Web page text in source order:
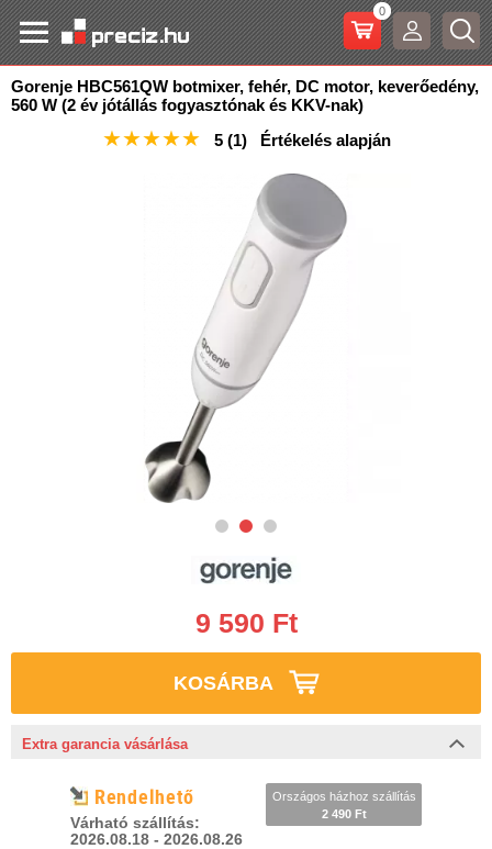
0
Gorenje HBC561QW botmixer, fehér, DC motor, keverőedény,
560 W (2 év jótállás fogyasztónak és KKV-nak)
★★★★★ 5 (1)Értékelés alapján
9 590 Ft
KOSÁRBA
Extra garancia vásárlása
Rendelhető
Várható szállítás:
2026.08.18 - 2026.08.26
Országos házhoz szállítás
2 490 Ft